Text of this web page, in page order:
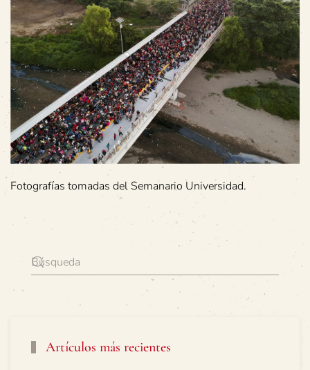
Fotografías tomadas del Semanario Universidad.
Artículos más recientes